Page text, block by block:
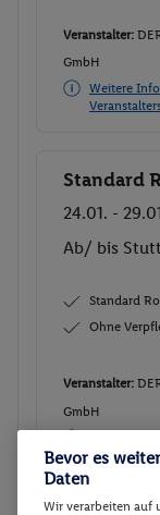
Veranstalter:
GmbH
Weitere
Buchen
Standard
24.01. -
Ab/ bis
Standard
Ohne
Veranstalter:
GmbH
Veranstalters
Bevor es
Daten
Wir verarbeiten auf